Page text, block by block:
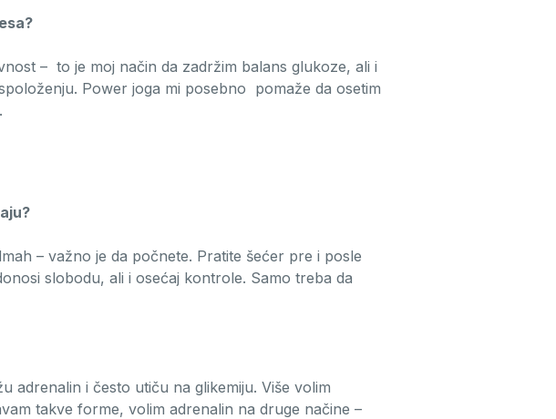
– to je moj način da zadržim balans glukoze, ali i
Power joga mi posebno pomaže da osetim
– važno je da počnete. Pratite šećer pre i posle
slobodu, ali i osećaj kontrole. Samo treba da
adrenalin i često utiču na glikemiju. Više volim
takve forme, volim adrenalin na druge načine –